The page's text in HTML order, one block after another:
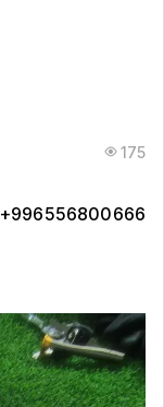
175
+996556800666